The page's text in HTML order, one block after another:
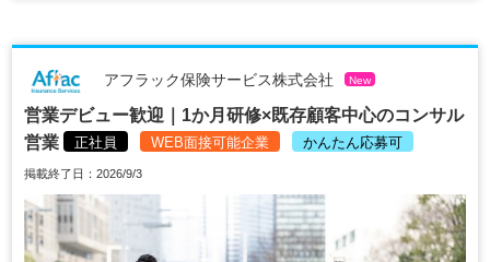
アフラック保険サービス株式会社 New
営業デビュー歓迎｜1か月研修×既存顧客中心のコンサル
営業
正社員 WEB面接可能企業 かんたん応募可
掲載終了日：2026/9/3